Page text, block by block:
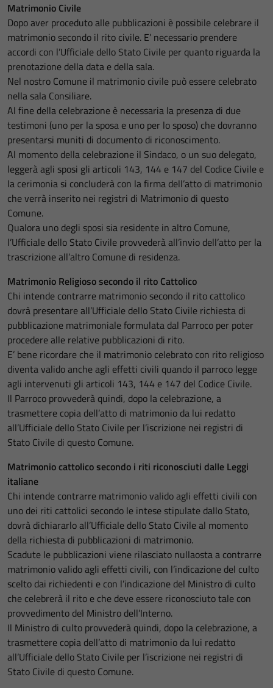
Matrimonio Civile
Dopo aver proceduto alle pubblicazioni è possibile celebrare il
matrimonio secondo il rito civile. E’ necessario prendere
accordi con l’Ufficiale dello Stato Civile per quanto riguarda la
prenotazione della data e della sala.
Nel nostro Comune il matrimonio civile può essere celebrato
nella sala Consiliare.
Al fine della celebrazione è necessaria la presenza di due
testimoni (uno per la sposa e uno per lo sposo) che dovranno
presentarsi muniti di documento di riconoscimento.
Al momento della celebrazione il Sindaco, o un suo delegato,
leggerà agli sposi gli articoli 143, 144 e 147 del Codice Civile e
la cerimonia si concluderà con la firma dell’atto di matrimonio
che verrà inserito nei registri di Matrimonio di questo
Comune.
Qualora uno degli sposi sia residente in altro Comune,
l’Ufficiale dello Stato Civile provvederà all’invio dell’atto per la
trascrizione all’altro Comune di residenza.
Matrimonio Religioso secondo il rito Cattolico
Chi intende contrarre matrimonio secondo il rito cattolico
dovrà presentare all’Ufficiale dello Stato Civile richiesta di
pubblicazione matrimoniale formulata dal Parroco per poter
procedere alle relative pubblicazioni di rito.
E’ bene ricordare che il matrimonio celebrato con rito religioso
diventa valido anche agli effetti civili quando il parroco legge
agli intervenuti gli articoli 143, 144 e 147 del Codice Civile.
Il Parroco provvederà quindi, dopo la celebrazione, a
trasmettere copia dell’atto di matrimonio da lui redatto
all’Ufficiale dello Stato Civile per l’iscrizione nei registri di
Stato Civile di questo Comune.
Matrimonio cattolico secondo i riti riconosciuti dalle Leggi
italiane
Chi intende contrarre matrimonio valido agli effetti civili con
uno dei riti cattolici secondo le intese stipulate dallo Stato,
dovrà dichiararlo all’Ufficiale dello Stato Civile al momento
della richiesta di pubblicazioni di matrimonio.
Scadute le pubblicazioni viene rilasciato nullaosta a contrarre
matrimonio valido agli effetti civili, con l’indicazione del culto
scelto dai richiedenti e con l’indicazione del Ministro di culto
che celebrerà il rito e che deve essere riconosciuto tale con
provvedimento del Ministro dell’Interno.
Il Ministro di culto provvederà quindi, dopo la celebrazione, a
trasmettere copia dell’atto di matrimonio da lui redatto
all’Ufficiale dello Stato Civile per l’iscrizione nei registri di
Stato Civile di questo Comune.